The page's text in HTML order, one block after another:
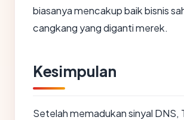
biasanya mencakup baik bisnis
cangkang yang diganti merek.
Kesimpulan
Setelah memadukan sinyal DNS,